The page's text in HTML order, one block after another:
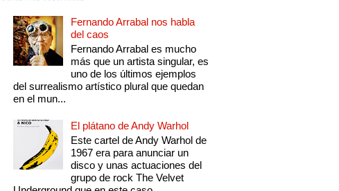
Fernando Arrabal nos habla
del caos
Fernando Arrabal es mucho
más que un artista singular, es
uno de los últimos ejemplos
del surrealismo artístico plural que quedan
en el mun...
El plátano de Andy Warhol
Este cartel de Andy Warhol de
1967 era para anunciar un
disco y unas actuaciones del
grupo de rock The Velvet